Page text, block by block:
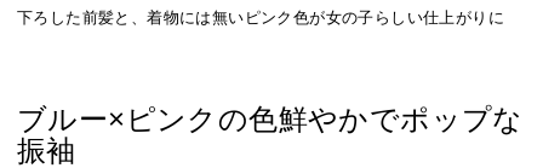
下ろした前髪と、着物には無いピンク色が女の子らしい仕上がりに
ブルー×ピンクの色鮮やかでポップな
振袖